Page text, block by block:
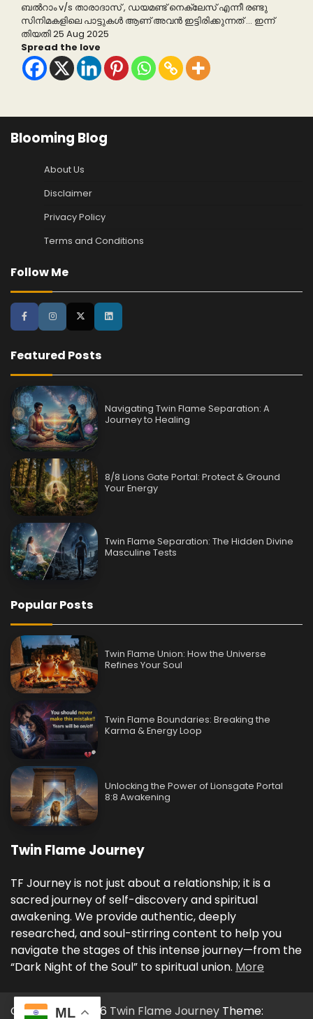
ബൽറാം v/s താരാദാസ് , ഡയമണ്ട് നെക്ലേസ് എന്നീ രണ്ടു
സിനിമകളിലെ പാട്ടുകൾ ആണ് അവൻ ഇട്ടിരിക്കുന്നത് … ഇന്ന്
തിയതി 25 Aug 2025
Spread the love
Blooming Blog
About Us
Disclaimer
Privacy Policy
Terms and Conditions
Follow Me
Featured Posts
Navigating Twin Flame Separation: A
Journey to Healing
8/8 Lions Gate Portal: Protect & Ground
Your Energy
Twin Flame Separation: The Hidden Divine
Masculine Tests
Popular Posts
Twin Flame Union: How the Universe
Refines Your Soul
Twin Flame Boundaries: Breaking the
Karma & Energy Loop
Unlocking the Power of Lionsgate Portal
8:8 Awakening
Twin Flame Journey
TF Journey is not just about a relationship; it is a
sacred journey of self-discovery and spiritual
awakening. We provide authentic, deeply
researched, and soul-stirring content to help you
navigate the stages of this intense journey—from the
“Dark Night of the Soul” to spiritual union. More
Copyright © 2026 Twin Flame Journey Theme:
ML